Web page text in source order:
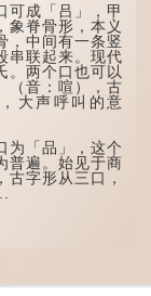
成「吕」，甲
象脊骨形，本义
，中间有一条竖
串联起来。现代
。两个口也可以
（音：喧），古
大声呼叫的意
「品」，这个
普遍。始见于商
古字形从三口，